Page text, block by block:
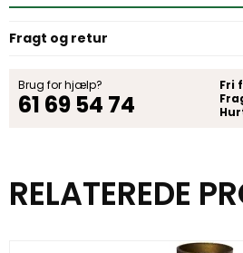
Fragt og retur
Brug for hjælp?
61 69 54 74
Fri
RELATEREDE